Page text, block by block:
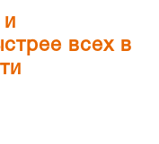
всех в